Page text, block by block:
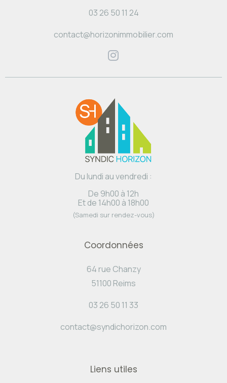
03 26 50 11 24
contact@horizonimmobilier.com
Du lundi au vendredi :
De 9h00 à 12h
Et de 14h00 à 18h00
(Samedi sur rendez-vous)
Coordonnées
64 rue Chanzy
51100 Reims
03 26 50 11 33
contact@syndichorizon.com
Liens utiles